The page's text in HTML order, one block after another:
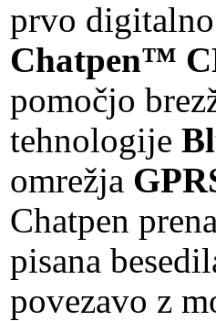
prvo
Chatpen™
pomočjo
tehnologije
omrežja
Chatpen
pisana
povezavo z